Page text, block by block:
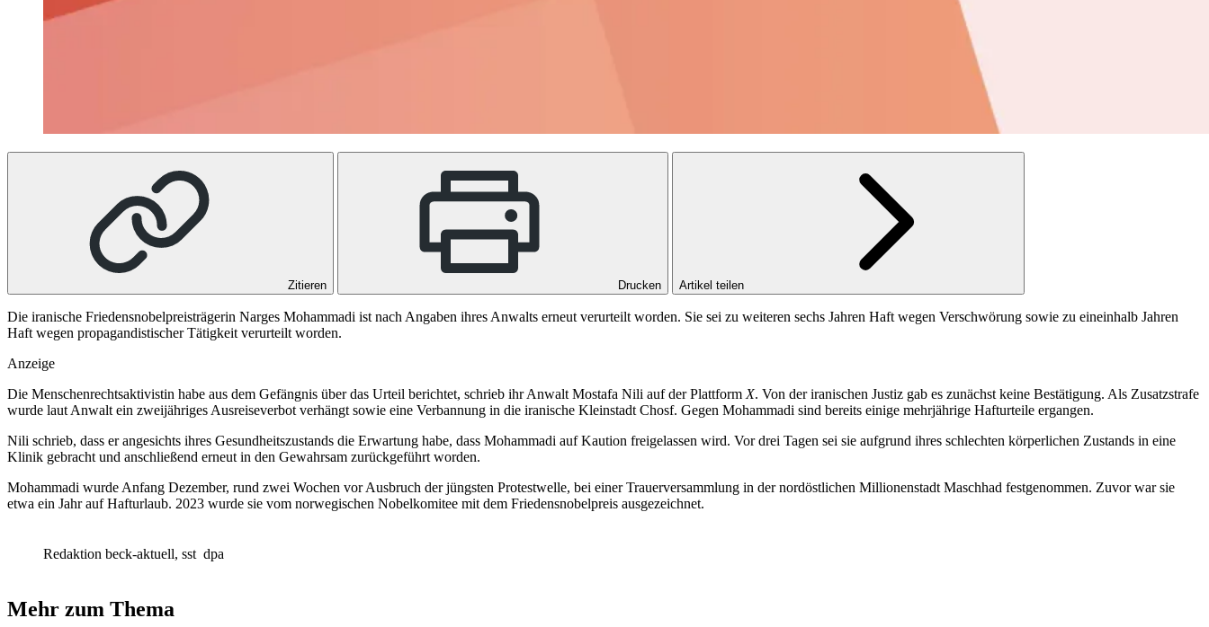
Zitieren Drucken Artikel teilen
Die iranische Friedensnobelpreisträgerin Narges Mohammadi ist nach Angaben ihres Anwalts erneut verurteilt worden. Sie sei zu weiteren sechs Jahren Haft wegen Verschwörung sowie zu eineinhalb Jahren
Haft wegen propagandistischer Tätigkeit verurteilt worden.
Anzeige
Die Menschenrechtsaktivistin habe aus dem Gefängnis über das Urteil berichtet, schrieb ihr Anwalt Mostafa Nili auf der Plattform X. Von der iranischen Justiz gab es zunächst keine Bestätigung. Als Zusatzstrafe
wurde laut Anwalt ein zweijähriges Ausreiseverbot verhängt sowie eine Verbannung in die iranische Kleinstadt Chosf. Gegen Mohammadi sind bereits einige mehrjährige Hafturteile ergangen.
Nili schrieb, dass er angesichts ihres Gesundheitszustands die Erwartung habe, dass Mohammadi auf Kaution freigelassen wird. Vor drei Tagen sei sie aufgrund ihres schlechten körperlichen Zustands in eine
Klinik gebracht und anschließend erneut in den Gewahrsam zurückgeführt worden.
Mohammadi wurde Anfang Dezember, rund zwei Wochen vor Ausbruch der jüngsten Protestwelle, bei einer Trauerversammlung in der nordöstlichen Millionenstadt Maschhad festgenommen. Zuvor war sie
etwa ein Jahr auf Hafturlaub. 2023 wurde sie vom norwegischen Nobelkomitee mit dem Friedensnobelpreis ausgezeichnet.
Redaktion beck-aktuell, sst dpa
Mehr zum Thema